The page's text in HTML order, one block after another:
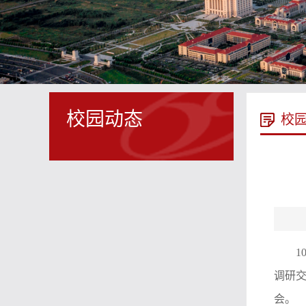
校园动态 校
调研
会。